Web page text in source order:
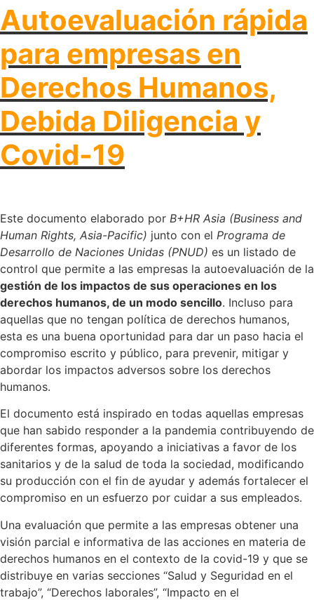
Autoevaluación rápida
para empresas en
Derechos Humanos,
Debida Diligencia y
Covid-19
Este documento elaborado por B+HR Asia (Business and
Human Rights, Asia-Pacific) junto con el Programa de
Desarrollo de Naciones Unidas (PNUD) es un listado de
control que permite a las empresas la autoevaluación de la
gestión de los impactos de sus operaciones en los
derechos humanos, de un modo sencillo. Incluso para
aquellas que no tengan política de derechos humanos,
esta es una buena oportunidad para dar un paso hacia el
compromiso escrito y público, para prevenir, mitigar y
abordar los impactos adversos sobre los derechos
humanos.
El documento está inspirado en todas aquellas empresas
que han sabido responder a la pandemia contribuyendo de
diferentes formas, apoyando a iniciativas a favor de los
sanitarios y de la salud de toda la sociedad, modificando
su producción con el fin de ayudar y además fortalecer el
compromiso en un esfuerzo por cuidar a sus empleados.
Una evaluación que permite a las empresas obtener una
visión parcial e informativa de las acciones en materia de
derechos humanos en el contexto de la covid-19 y que se
distribuye en varias secciones “Salud y Seguridad en el
trabajo”, “Derechos laborales”, “Impacto en el